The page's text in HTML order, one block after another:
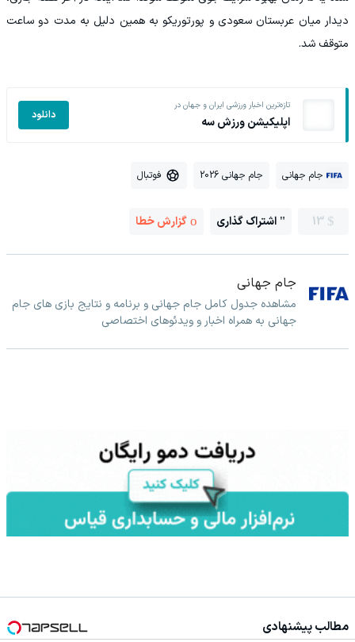
دیدار میان عربستان سعودی و پورتوریکو به همین دلیل به مدت دو ساعت
متوقف شد.
تازه‌ترین اخبار ورزشی ایران و جهان در
اپلیکیشن ورزش سه دانلود
جام جهانی جام جهانی 2026 فوتبال
13 اشتراک گذاری گزارش خطا
جام جهانی
مشاهده جدول کامل جام جهانی و برنامه و نتایج بازی های جام
جهانی به همراه اخبار و ویدئوهای اختصاصی
مطالب پیشنهادی